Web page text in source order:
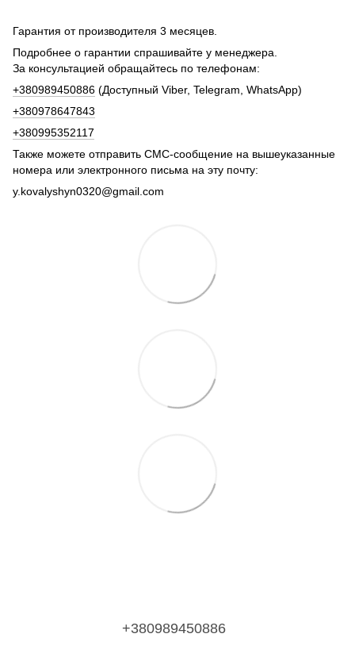
Гарантия от производителя 3 месяцев.
Подробнее о гарантии спрашивайте у менеджера.
За консультацией обращайтесь по телефонам:
+380989450886 (Доступный Viber, Telegram, WhatsApp)
+380978647843
+380995352117
Также можете отправить СМС-сообщение на вышеуказанные
номера или электронного письма на эту почту:
y.kovalyshyn0320@gmail.com
+380989450886